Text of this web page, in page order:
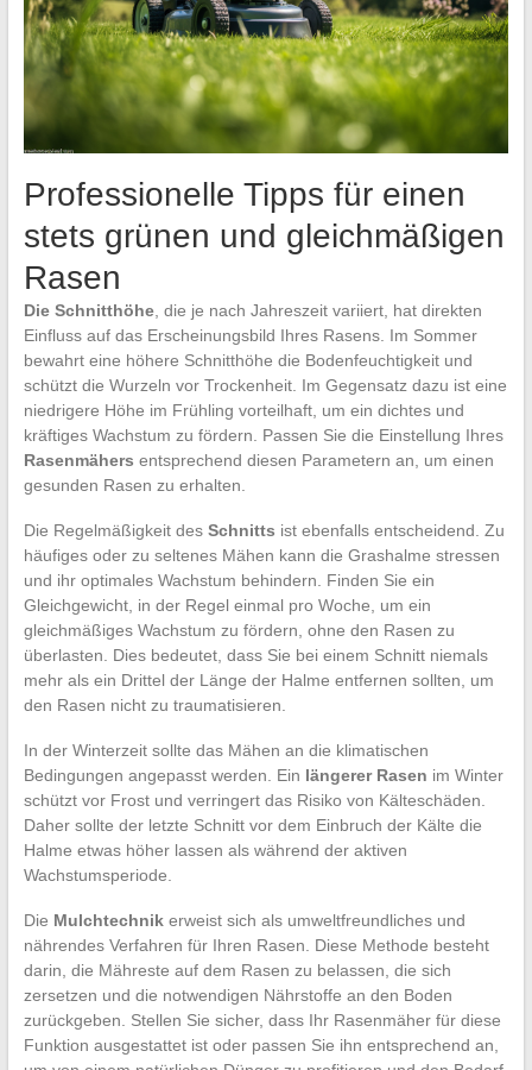
Professionelle Tipps für einen
stets grünen und gleichmäßigen
Rasen
Die Schnitthöhe, die je nach Jahreszeit variiert, hat direkten
Einfluss auf das Erscheinungsbild Ihres Rasens. Im Sommer
bewahrt eine höhere Schnitthöhe die Bodenfeuchtigkeit und
schützt die Wurzeln vor Trockenheit. Im Gegensatz dazu ist eine
niedrigere Höhe im Frühling vorteilhaft, um ein dichtes und
kräftiges Wachstum zu fördern. Passen Sie die Einstellung Ihres
Rasenmähers entsprechend diesen Parametern an, um einen
gesunden Rasen zu erhalten.
Die Regelmäßigkeit des Schnitts ist ebenfalls entscheidend. Zu
häufiges oder zu seltenes Mähen kann die Grashalme stressen
und ihr optimales Wachstum behindern. Finden Sie ein
Gleichgewicht, in der Regel einmal pro Woche, um ein
gleichmäßiges Wachstum zu fördern, ohne den Rasen zu
überlasten. Dies bedeutet, dass Sie bei einem Schnitt niemals
mehr als ein Drittel der Länge der Halme entfernen sollten, um
den Rasen nicht zu traumatisieren.
In der Winterzeit sollte das Mähen an die klimatischen
Bedingungen angepasst werden. Ein längerer Rasen im Winter
schützt vor Frost und verringert das Risiko von Kälteschäden.
Daher sollte der letzte Schnitt vor dem Einbruch der Kälte die
Halme etwas höher lassen als während der aktiven
Wachstumsperiode.
Die Mulchtechnikerweist sich als umweltfreundliches und
nährendes Verfahren für Ihren Rasen. Diese Methode besteht
darin, die Mähreste auf dem Rasen zu belassen, die sich
zersetzen und die notwendigen Nährstoffe an den Boden
zurückgeben. Stellen Sie sicher, dass Ihr Rasenmäher für diese
Funktion ausgestattet ist oder passen Sie ihn entsprechend an,